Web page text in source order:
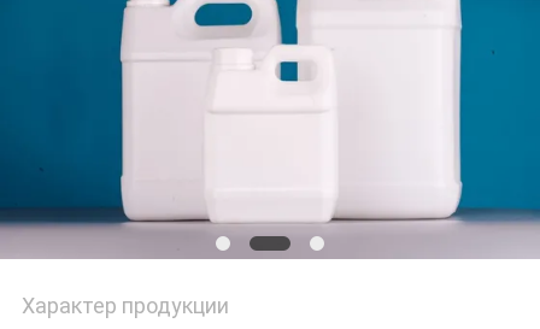
Характер продукции